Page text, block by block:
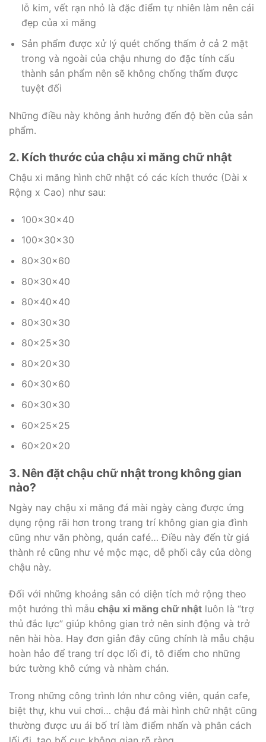
lỗ kim, vết rạn nhỏ là đặc điểm tự nhiên làm nên cái
đẹp của xi măng
Sản phẩm được xử lý quét chống thấm ở cả 2 mặt
trong và ngoài của chậu nhưng do đặc tính cấu
thành sản phẩm nên sẽ không chống thấm được
tuyệt đối
Những điều này không ảnh hưởng đến độ bền của sản
phẩm.
2. Kích thước của chậu xi măng chữ nhật
Chậu xi măng hình chữ nhật có các kích thước (Dài x
Rộng x Cao) như sau:
100x30x40
100x30x30
80x30x60
80x30x40
80x40x40
80x30x30
80x25x30
80x20x30
60x30x60
60x30x30
60x25x25
60x20x20
3. Nên đặt chậu chữ nhật trong không gian
nào?
Ngày nay chậu xi măng đá mài ngày càng được ứng
dụng rộng rãi hơn trong trang trí không gian gia đình
cũng như văn phòng, quán café… Điều này đến từ giá
thành rẻ cũng như vẻ mộc mạc, dễ phối cây của dòng
chậu này.
Đối với những khoảng sân có diện tích mở rộng theo
một hướng thì mẫu chậu xi măng chữ nhật luôn là “trợ
thủ đắc lực” giúp không gian trở nên sinh động và trở
nên hài hòa. Hay đơn giản đây cũng chính là mẫu chậu
hoàn hảo để trang trí dọc lối đi, tô điểm cho những
bức tường khô cứng và nhàm chán.
Trong những công trình lớn như công viên, quán cafe,
biệt thự, khu vui chơi… chậu đá mài hình chữ nhật cũng
thường được ưu ái bố trí làm điểm nhấn và phân cách